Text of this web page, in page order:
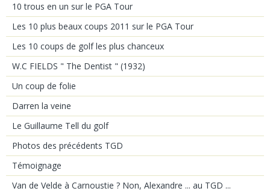
10 trous en un sur le PGA Tour
Les 10 plus beaux coups 2011 sur le PGA Tour
Les 10 coups de golf les plus chanceux
W.C FIELDS " The Dentist " (1932)
Un coup de folie
Darren la veine
Le Guillaume Tell du golf
Photos des précédents TGD
Témoignage
Van de Velde à Carnoustie ? Non, Alexandre ... au TGD ...